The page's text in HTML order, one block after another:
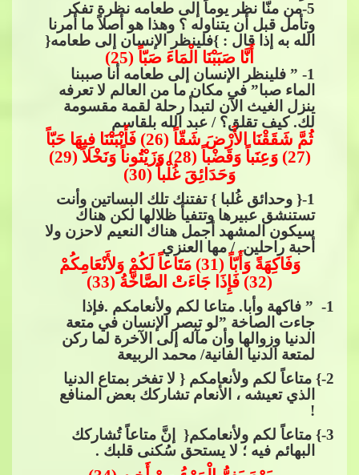
5-من منّا نظر يوماً إلى طعامه نظرة تفكر
وتأمل قبل أن يتناوله ؟ وهذا هو أصلاً ما أمرنا
الله​​ به إذا قال : }فلينظر الإنسان إلى طعامه{
أَنَّا صَبَبْنَا الْمَاءَ صَبّاً (25)
1- ” فلينظر الإنسان إلى طعامه أنا صببنا
الماء صبا” في مكان ما من العالم لا تعرفه
ينزل الغيث الآن لتبدأ رحلة لقمة مقسومة
لك. كيف تقلق؟ / عبد الله بلقاسم
ثُمَّ شَقَقْنَا​​
الأَرْضَ شَقّاً (26) فَأَنْبَتْنَا فِيهَا حَبّاً
(27) وَعِنَباً وَقَضْباً (28) وَزَيْتُوناً وَنَخْلاً (29)
وَحَدَائِقَ غُلْباً (30)
1-{ وحدائق غُلبا } تفتنك تلك البساتين وأنت
تستنشق عبيرها وتتفيأ ظلالها لكن هناك
سيكون المشهد أجمل هناك النعيم ﻻحزن وﻻ
أحبة ر احلين. / مها العنزي
وَفَاكِهَةً وَأَبّاً (31) مَتَاعاً لَكُمْ وَلأَنْعَامِكُمْ
(32) فَإِذَا جَاءَتْ الصَّاخَّةُ (33)
1- ” فاكهة وأبا. متاعا لكم ولأنعامكم .فإذا
جاءت الصاخة ”لو تبصر الإنسان في متعة
الدنيا وزوالها وأن مآله إلى الآخرة لما ركن
لمتعة الدنيا الفانية/ محمد الربيعة
2-} متاعاً لكم ولأنعامكم { لا تفخر بمتاع الدنيا
الذي تعيشه ، الأنعام تشاركك بعض المنافع
!
3-} متاعاً لكم ولأنعامكم{ ​​ إنَّ متاعاً تُشاركك
البهائم فيه ؛ لا يستحق سُكنى قلبك .